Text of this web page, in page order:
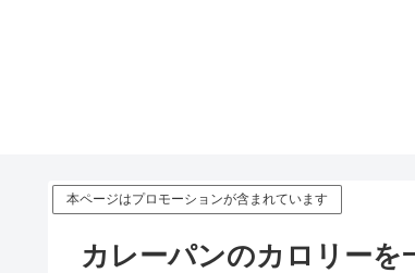
本ページはプロモーションが含まれています
カレーパンのカロリー